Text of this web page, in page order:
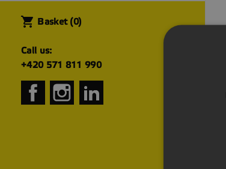
shopping_cart Basket (0)
Call us:
+420 571 811 990
FacebookInstagram